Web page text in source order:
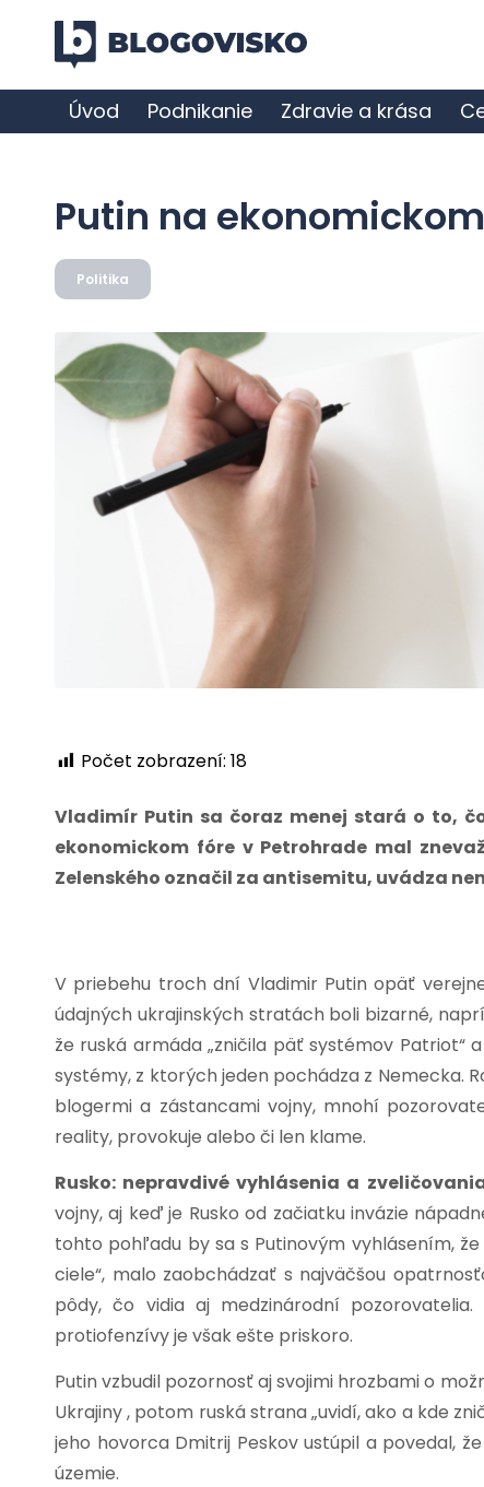
Úvod Podnikanie Zdravie a krása
Putin na
Politika
Počet zobrazení: 18
Vladimír Putin sa čoraz menej stará o to,
ekonomickom fóre v Petrohrade mal
Zelenského označil za antisemitu, uvádza
V priebehu troch dní Vladimir Putin opäť
údajných ukrajinských stratách boli bizarné,
že ruská armáda „zničila päť systémov Patriot“
systémy, z ktorých jeden pochádza z Nemecka.
blogermi a zástancami vojny, mnohí
reality, provokuje alebo či len klame.
Rusko: nepravdivé vyhlásenia a
vojny, aj keď je Rusko od začiatku invázie
tohto pohľadu by sa s Putinovým vyhlásením,
ciele“, malo zaobchádzať s najväčšou
pôdy, čo vidia aj medzinárodní
protiofenzívy je však ešte priskoro.
Putin vzbudil pozornosť aj svojimi hrozbami o
Ukrajiny , potom ruská strana „uvidí, ako a kde
jeho hovorca Dmitrij Peskov ustúpil a povedal,
územie.